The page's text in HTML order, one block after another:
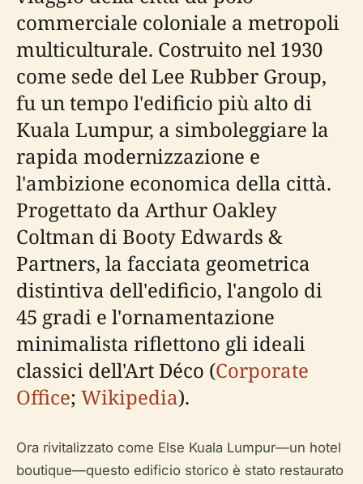
commerciale coloniale a metropoli
multiculturale. Costruito nel 1930
come sede del Lee Rubber Group,
fu un tempo l'edificio più alto di
Kuala Lumpur, a simboleggiare la
rapida modernizzazione e
l'ambizione economica della città.
Progettato da Arthur Oakley
Coltman di Booty Edwards &
Partners, la facciata geometrica
distintiva dell'edificio, l'angolo di
45 gradi e l'ornamentazione
minimalista riflettono gli ideali
classici dell'Art Déco (Corporate
Office; Wikipedia).
Ora rivitalizzato come Else Kuala Lumpur—un hotel
boutique—questo edificio storico è stato restaurato